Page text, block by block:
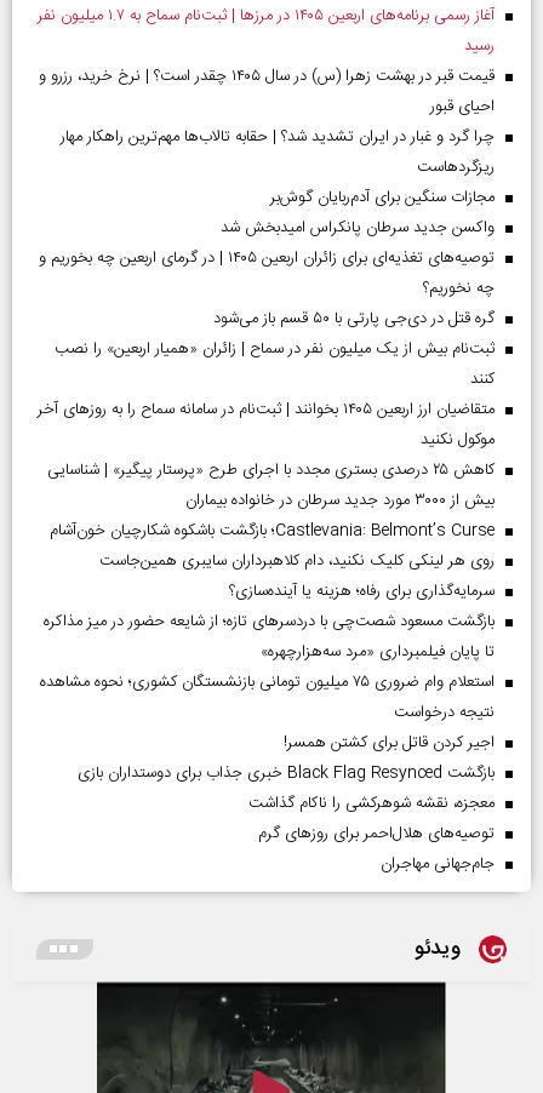
آغاز رسمی برنامه‌های اربعین ۱۴۰۵ در مرز‌ها | ثبت‌نام سماح به ۱.۷ میلیون نفر
رسید
قیمت قبر در بهشت زهرا (س) در سال ۱۴۰۵ چقدر است؟ | نرخ خرید، رزرو و
احیای قبور
چرا گرد و غبار در ایران تشدید شد؟ | حقابه تالاب‌ها مهم‌ترین راهکار مهار
ریزگردهاست
مجازات سنگین برای آدم‌ربایان گوش‌بر
واکسن جدید سرطان پانکراس امیدبخش شد
توصیه‌های تغذیه‌ای برای زائران اربعین ۱۴۰۵ | در گرمای اربعین چه بخوریم و
چه نخوریم؟
گره قتل در دی‌جی پارتی با ۵۰ قسم باز می‌شود
ثبت‌نام بیش از یک میلیون نفر در سماح | زائران «همیار اربعین» را نصب
کنند
متقاضیان ارز اربعین ۱۴۰۵ بخوانند | ثبت‌نام در سامانه سماح را به روز‌های آخر
موکول نکنید
کاهش ۲۵ درصدی بستری مجدد با اجرای طرح «پرستار پیگیر» | شناسایی
بیش از ۳۰۰۰ مورد جدید سرطان در خانواده بیماران
Castlevania: Belmont’s Curse؛ بازگشت باشکوه شکارچیان خون‌آشام
روی هر لینکی کلیک نکنید، دام کلاهبرداران سایبری همین‌جاست
سرمایه‌گذاری برای رفاه؛ هزینه یا آینده‌سازی؟
بازگشت مسعود شصت‌چی با دردسر‌های تازه؛ از شایعه حضور در میز مذاکره
تا پایان فیلمبرداری «مرد سه‌هزارچهره»
استعلام وام ضروری ۷۵ میلیون تومانی بازنشستگان کشوری؛ نحوه مشاهده
نتیجه درخواست
اجیر کردن قاتل برای کشتن همسر!
بازگشت Black Flag Resynced خبری جذاب برای دوستداران بازی
معجزه، نقشه شوهرکشی را ناکام گذاشت
توصیه‌های هلال‌احمر برای روز‌های گرم
جام‌جهانی مهاجران
ویدئو